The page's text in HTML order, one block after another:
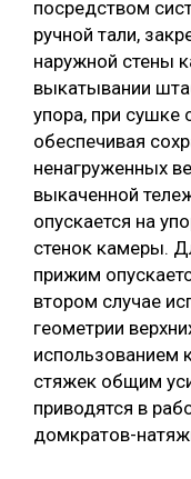
посредством
ручной тали,
наружной стены
выкатывании
упора, при сушке
обеспечивая
ненагруженных
выкаченной
опускается на
стенок камеры.
прижим
втором случае
геометрии
использованием
стяжек общим
приводятся в
домкратов-